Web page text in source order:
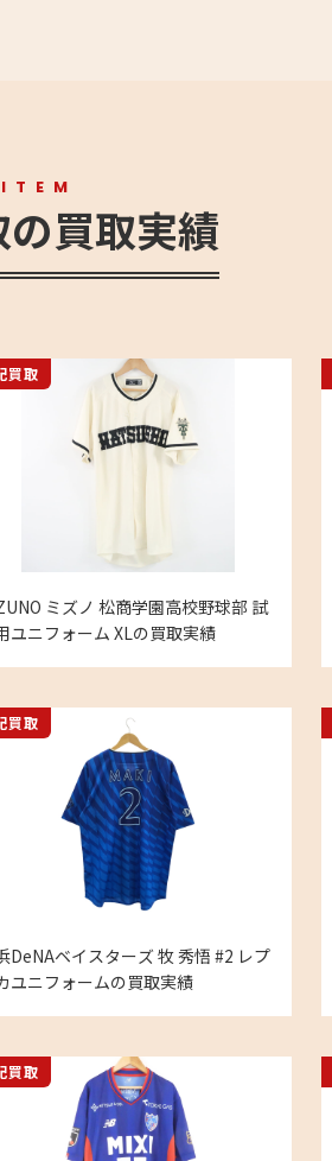
買取実績
ミズノ 松商学園高校野球部 試
ユニフォーム XLの買取実績
買取
DeNAベイスターズ 牧 秀悟 #2 レプ
ユニフォームの買取実績
買取
買取